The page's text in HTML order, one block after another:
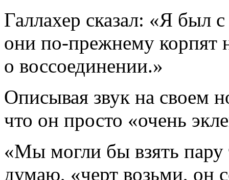
Галлахер сказал: «Я был
они по-прежнему корпят
о воссоединении.»
Описывая звук на своем
что он просто «очень
«Мы могли бы взять пару
думаю, «черт возьми, он